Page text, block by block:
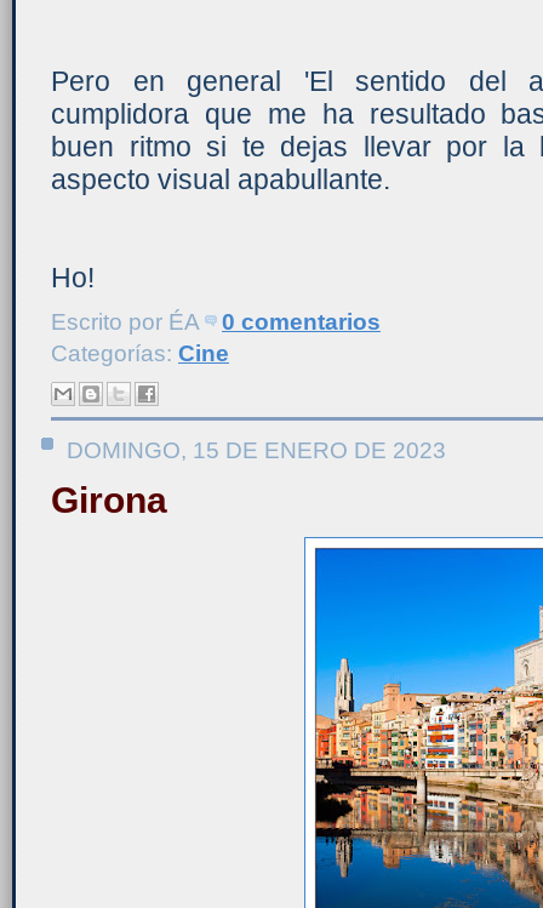
Pero en general 'El sentido del
cumplidora que me ha resultado
buen ritmo si te dejas llevar por la
aspecto visual apabullante.
Ho!
Escrito por ÉA
0 comentarios
Categorías: Cine
DOMINGO, 15 DE ENERO DE 2023
Girona